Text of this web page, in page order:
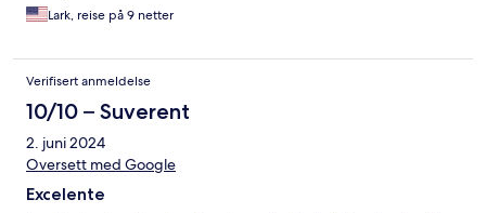
Lark, reise på 9 netter
Verifisert anmeldelse
10/10 – Suverent
2. juni 2024
Oversett med Google
Excelente